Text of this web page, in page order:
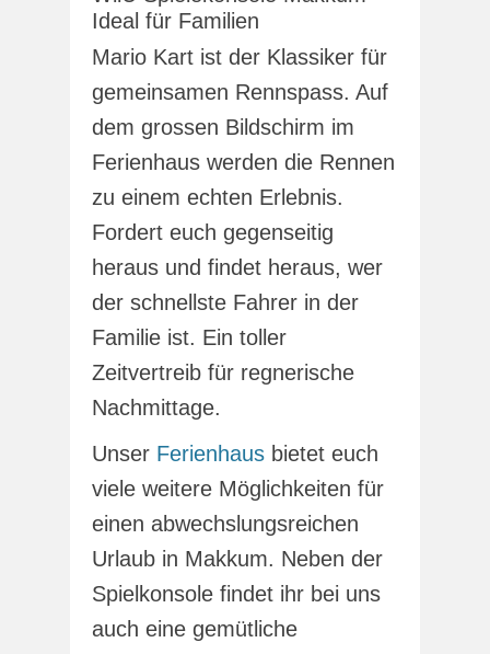
Ideal für Familien
Mario Kart ist der Klassiker für
gemeinsamen Rennspass. Auf
dem grossen Bildschirm im
Ferienhaus werden die Rennen
zu einem echten Erlebnis.
Fordert euch gegenseitig
heraus und findet heraus, wer
der schnellste Fahrer in der
Familie ist. Ein toller
Zeitvertreib für regnerische
Nachmittage.
Unser Ferienhaus bietet euch
viele weitere Möglichkeiten für
einen abwechslungsreichen
Urlaub in Makkum. Neben der
Spielkonsole findet ihr bei uns
auch eine gemütliche